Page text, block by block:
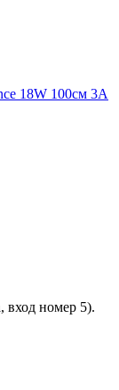
18W 100см 3A
вход номер 5).